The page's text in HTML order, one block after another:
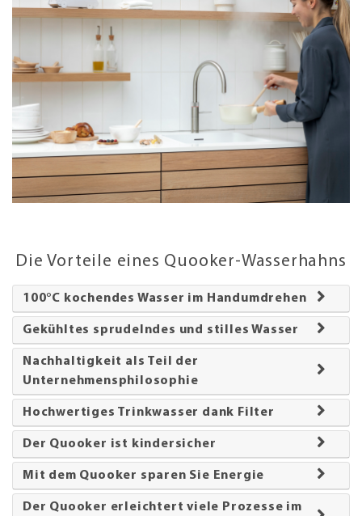
Die Vorteile eines Quooker-Wasserhahns
100°C kochendes Wasser im Handumdrehen
Gekühltes sprudelndes und stilles Wasser
Nachhaltigkeit als Teil der
Unternehmensphilosophie
Hochwertiges Trinkwasser dank Filter
Der Quooker ist kindersicher
Mit dem Quooker sparen Sie Energie
Der Quooker erleichtert viele Prozesse im